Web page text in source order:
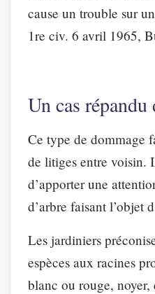
cause un trouble sur
1re civ. 6 avril 1965,
Un cas
Ce type de dommage
de litiges entre voisin.
d’apporter une
d’arbre faisant l’objet
Les jardiniers
espèces aux racines
blanc ou rouge,